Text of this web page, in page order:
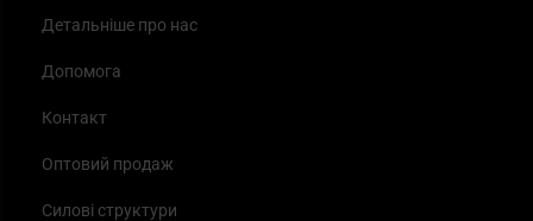
Детальніше про нас
Допомога
Контакт
Оптовий продаж
Силові структури